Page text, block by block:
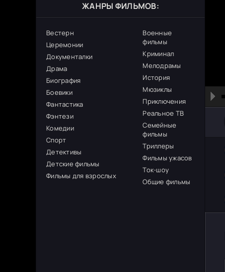
ЖАНРЫ ФИЛЬМОВ:
Вестерн
Церемонии
Документалки
Драма
Биография
Боевики
Фантастика
Фэнтези
Комедии
Спорт
Детективы
Детские фильмы
Фильмы для взрослых
Военные
фильмы
Криминал
Мелодрамы
История
Мюзиклы
Приключения
Реальное ТВ
Семейные
фильмы
Триллеры
Фильмы ужасов
Ток-шоу
Общие фильмы